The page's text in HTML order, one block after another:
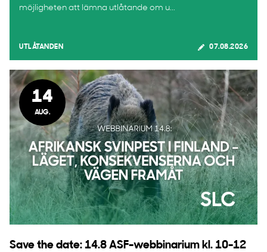
möjligheten att lämna utlåtande om u...
UTLÅTANDEN 07.08.2026
14
AUG.
Save the date: 14.8 ASF-webbinarium kl. 10-12